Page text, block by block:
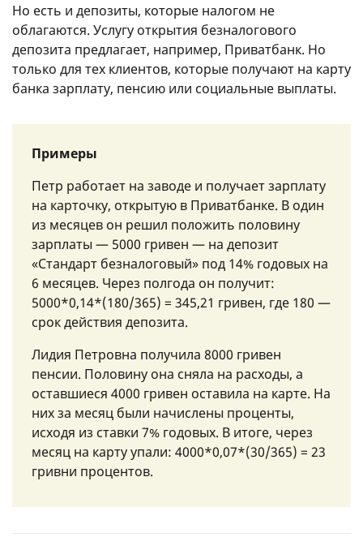
Но есть и депозиты, которые налогом не
облагаются. Услугу открытия безналогового
депозита предлагает, например, Приватбанк. Но
только для тех клиентов, которые получают на карту
банка зарплату, пенсию или социальные выплаты.
Примеры
Петр работает на заводе и получает зарплату
на карточку, открытую в Приватбанке. В один
из месяцев он решил положить половину
зарплаты — 5000 гривен — на депозит
«Стандарт безналоговый» под 14% годовых на
6 месяцев. Через полгода он получит:
5000*0,14*(180/365) = 345,21 гривен, где 180 —
срок действия депозита.
Лидия Петровна получила 8000 гривен
пенсии. Половину она сняла на расходы, а
оставшиеся 4000 гривен оставила на карте. На
них за месяц были начислены проценты,
исходя из ставки 7% годовых. В итоге, через
месяц на карту упали: 4000*0,07*(30/365) = 23
гривни процентов.